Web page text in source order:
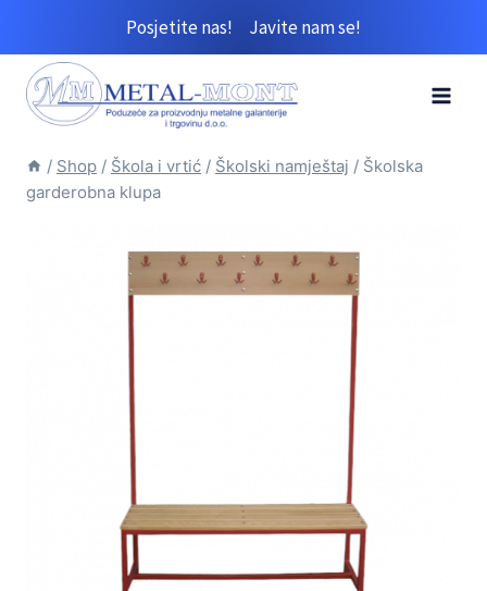
content
Posjetite nas! Javite nam se!
/ Shop / Škola i vrtić / Školski namještaj / Školska
garderobna klupa